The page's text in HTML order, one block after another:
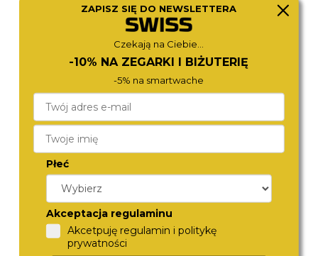
TORII TORII
TORII
G34SS.GG
390,-
ZAPISZ SIĘ DO NEWSLETTERA
Czekają na Ciebie...
-10% NA ZEGARKI I BIŻUTERIĘ
-5% na smartwache
Płeć
Akceptacja regulaminu
Akcetpuję regulamin i politykę
prywatności